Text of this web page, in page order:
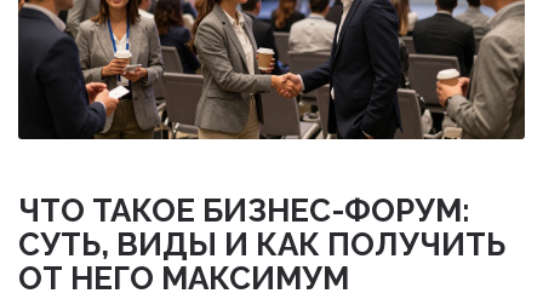
ЧТО ТАКОЕ БИЗНЕС-ФОРУМ:
СУТЬ, ВИДЫ И КАК ПОЛУЧИТЬ
ОТ НЕГО МАКСИМУМ